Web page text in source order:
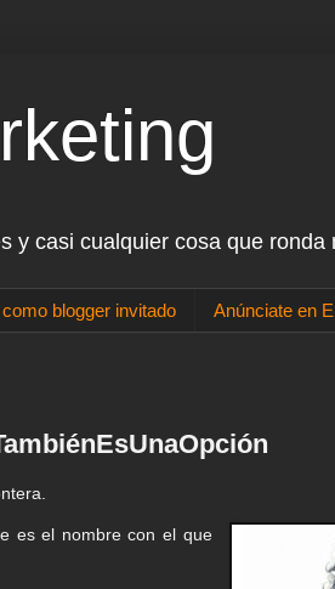
y casi cualquier cosa que ronda
blogger invitado Anúnciate en
es el nombre con el que